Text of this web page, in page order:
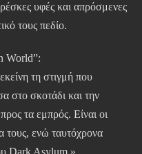
υφές και απρόσμενες
τους πεδίο.
World”:
τη στιγμή που
στο σκοτάδι και την
τα εμπρός. Είναι οι
ενώ ταυτόχρονα